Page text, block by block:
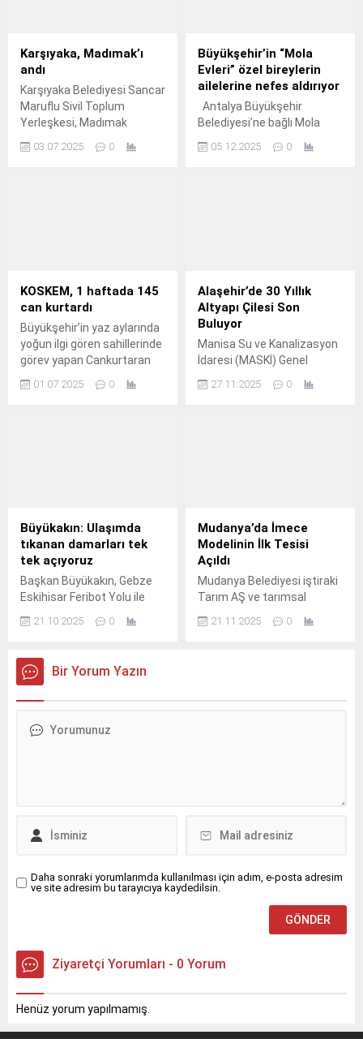
Karşıyaka, Madımak’ı
andı
Karşıyaka Belediyesi Sancar
Maruflu Sivil Toplum
Yerleşkesi, Madımak
kaybeden aydınları,
03.07.2025 0
Büyükşehir’in “Mola
Evleri” özel bireylerin
ailelerine nefes aldırıyor
Antalya Büyükşehir
Belediyesi’ne bağlı Mola
bireylere ve ailelerine
05.12.2025 0
KOSKEM, 1 haftada 145
can kurtardı
Büyükşehir’in yaz aylarında
yoğun ilgi gören sahillerinde
görev yapan Cankurtaran
aralıksız devam ediyor.
01.07.2025 0
Alaşehir’de 30 Yıllık
Altyapı Çilesi Son
Buluyor
Manisa Su ve Kanalizasyon
İdaresi (MASKİ) Genel
ilçesinde 2 bin 600 kişinin
27.11.2025 0
Büyükakın: Ulaşımda
tıkanan damarları tek
tek açıyoruz
Başkan Büyükakın, Gebze
Eskihisar Feribot Yolu ile
kesiştiği noktada başlatılan
trafiği akıcı hale
getireceğini söyledi.
21.10.2025 0
Mudanya’da İmece
Modelinin İlk Tesisi
Açıldı
Mudanya Belediyesi iştiraki
Tarım AŞ ve tarımsal
kurulan Mudanya İmece
21.11.2025 0
Bir Yorum Yazın
Daha sonraki yorumlarımda kullanılması için adım, e-posta adresim
ve site adresim bu tarayıcıya kaydedilsin.
Ziyaretçi Yorumları - 0 Yorum
Henüz yorum yapılmamış.